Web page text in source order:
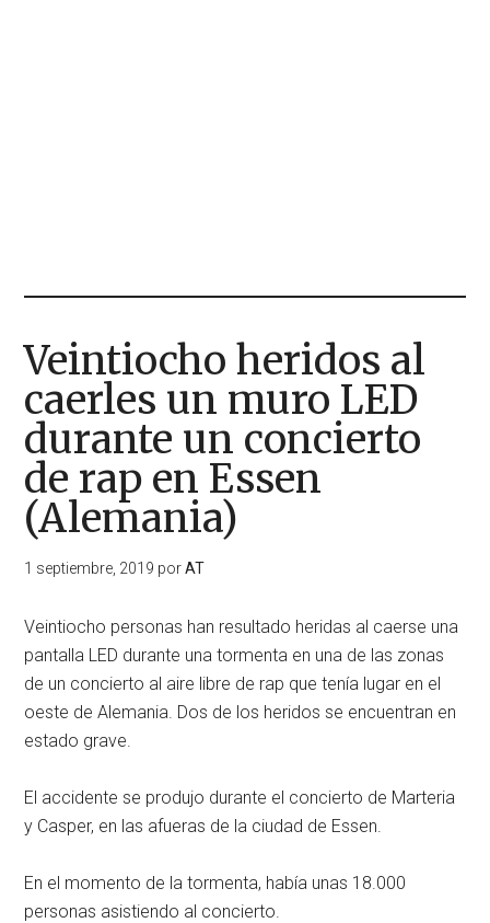
Veintiocho heridos al
caerles un muro LED
durante un concierto
de rap en Essen
(Alemania)
1 septiembre, 2019 porAT
Veintiocho personas han resultado heridas al caerse una
pantalla LED durante una tormenta en una de las zonas
de un concierto al aire libre de rap que tenía lugar en el
oeste de Alemania. Dos de los heridos se encuentran en
estado grave.
El accidente se produjo durante el concierto de Marteria
y Casper, en las afueras de la ciudad de Essen.
En el momento de la tormenta, había unas 18.000
personas asistiendo al concierto.